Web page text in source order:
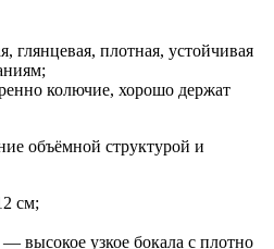
глянцевая, плотная, устойчивая
колючие, хорошо держат
объёмной структурой и
см;
высокое узкое бокала с плотно